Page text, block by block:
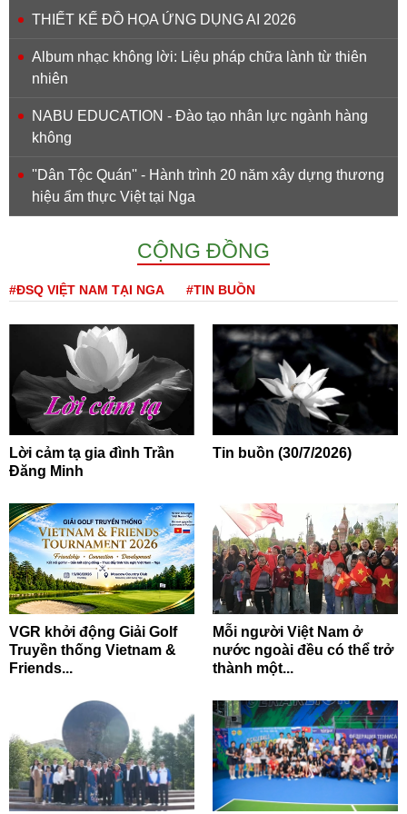
THIẾT KẾ ĐỒ HỌA ỨNG DỤNG AI 2026
Album nhạc không lời: Liệu pháp chữa lành từ thiên
nhiên
NABU EDUCATION - Đào tạo nhân lực ngành hàng
không
''Dân Tộc Quán'' - Hành trình 20 năm xây dựng thương
hiệu ẩm thực Việt tại Nga
CỘNG ĐỒNG
#ĐSQ VIỆT NAM TẠI NGA #TIN BUỒN
Lời cảm tạ gia đình Trần
Đăng Minh
Tin buồn (30/7/2026)
VGR khởi động Giải Golf
Truyền thống Vietnam &
Friends...
Mỗi người Việt Nam ở
nước ngoài đều có thể trở
thành một...